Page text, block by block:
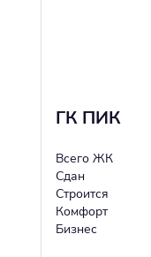
ГК ПИК
Всего ЖК
Сдан
Строится
Комфорт
Бизнес